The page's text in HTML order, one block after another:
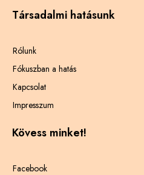
Társadalmi hatásunk
Rólunk
Fókuszban a hatás
Kapcsolat
Impresszum
Kövess minket!
Facebook